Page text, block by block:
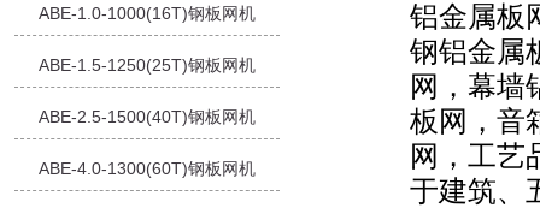
ABE-1.0-1000(16T)钢板网机
ABE-1.5-1250(25T)钢板网机
ABE-2.5-1500(40T)钢板网机
ABE-4.0-1300(60T)钢板网机
铝金属板
钢铝金属
网，幕墙
板网，音
网，工艺
于建筑、